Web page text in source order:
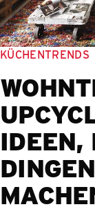
KÜCHENTRENDS
IDEEN,